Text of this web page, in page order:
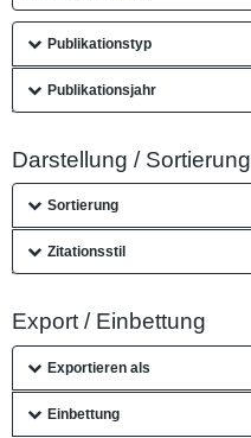
Publikationstyp
Publikationsjahr
Darstellung / Sortierung
Sortierung
Zitationsstil
Export / Einbettung
Exportieren als
Einbettung